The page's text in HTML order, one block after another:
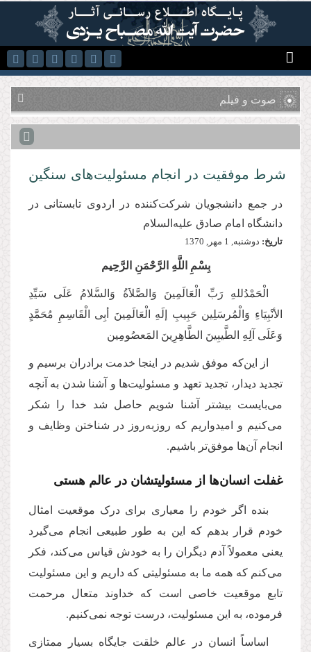
رفتن به محتوای اصلی
صوت و فیلم
شرط موفقیت در انجام مسئولیت‌های سنگین
در جمع دانشجویان شرکت‌کننده در اردوی تابستانی در
دانشگاه امام صادق علیه‌السلام
تاریخ: دوشنبه, 1 مهر, 1370
بِسْمِ اللَّهِ الرَّحْمَنِ الرَّحِیم
الْحَمْدُللهِ رَبِّ الْعَالَمِینَ وَالصَّلاَةُ وَالسَّلامُ عَلَی سَیِّدِ
الأنْبِیَاءِ وَالْمُرسَلِین حَبِیبِ إلَهِ الْعَالَمِینَ أبِی الْقَاسِمِ مُحَمَّدٍ
وَعَلَی آلِهِ الطَّیبِینَ الطَّاهِرِینَ المَعصُومِین
از این‌که موفق شدیم در اینجا خدمت برادران برسیم و
تجدید دیدار، تجدید تعهد و مسئولیت‌ها و آشنا شدن به آنچه
می‌بایست بیشتر آشنا شویم حاصل شد خدا را شکر
می‌کنیم و امیدواریم که روزبه‌روز در شناختن وظایف و
انجام آن‌ها موفق‌تر باشیم.
غفلت انسان‌ها از مسئولیتشان در عالم هستی
بنده اگر خودم را معیاری برای درک موقعیت امثال
خودم قرار بدهم که این به طور طبیعی انجام می‌گیرد
یعنی معمولاً آدم دیگران را به خودش قیاس می‌کند، فکر
می‌کنم که همه‌ ما به مسئولیتی که داریم و این مسئولیت
تابع موقعیت خاصی است که خداوند متعال مرحمت
فرموده، به این مسئولیت، درست توجه نمی‌کنیم.
اساساً انسان در عالم خلقت جایگاه بسیار ممتازی